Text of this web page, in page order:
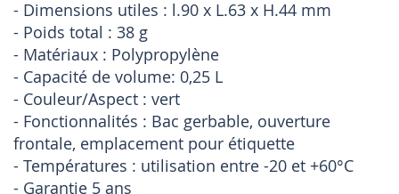
- Dimensions utiles : l.90 x L.63 x H.44 mm
- Poids total : 38 g
- Matériaux : Polypropylène
- Capacité de volume: 0,25 L
- Couleur/Aspect : vert
- Fonctionnalités : Bac gerbable, ouverture
frontale, emplacement pour étiquette
- Températures : utilisation entre -20 et +60°C
- Garantie 5 ans